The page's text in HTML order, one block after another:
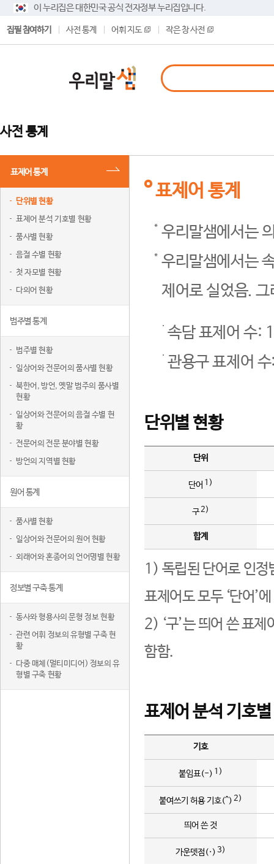
이 누리집은 대한민국 공식 전자정부 누리집입니다.
집필 참여하기 사전 통계 어휘 지도 작은 창 사전
사전 통계
표제어 통계
단위별 현황
표제어 분석 기호별 현황
품사별 현황
음절 수별 현황
첫 자모별 현황
다의어 현황
범주별 통계
범주별 현황
일상어와 전문어의 품사별 현황
북한어, 방언, 옛말 범주의 품사별
현황
일상어와 전문어의 음절 수별 현
황
전문어의 전문 분야별 현황
방언의 지역별 현황
원어 통계
품사별 현황
일상어와 전문어의 원어 현황
외래어와 혼종어의 언어명별 현황
정보별 구축 통계
동사와 형용사의 문형 정보 현황
관련 어휘 정보의 유형별 구축 현
황
다중 매체(멀티미디어) 정보의 유
형별 구축 현황
표제어 통계
우리말샘에서는
우리말샘에서는
제어로 실었음.
속담 표제어 수:
관용구 표제어
단위별 현황
단위
단어 1)
구2)
합계
1) 독립된 단어로 인정
표제어도 모두 ‘단어’
2) ‘구’는 띄어 쓴 표
함함.
표제어 분석 기호
기호
붙임표(-) 1)
붙여쓰기 허용 기호(^) 2)
띄어 쓴 것
가운뎃점(·) 3)